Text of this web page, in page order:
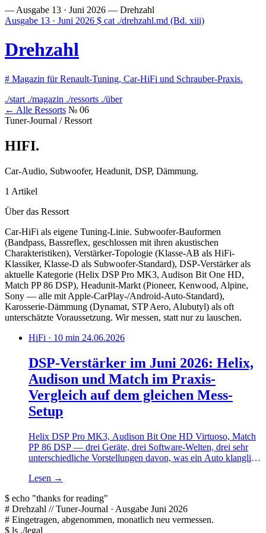
— Ausgabe 13 · Juni 2026 — Drehzahl
Ausgabe 13 · Juni 2026 $ cat ./drehzahl.md (Bd. xiii)
Drehzahl
# Magazin für Renault-Tuning, Car-HiFi und Schrauber-Praxis.
./start ./magazin ./ressorts ./über
← Alle Ressorts № 06
Tuner-Journal / Ressort
HIFI.
Car-Audio, Subwoofer, Headunit, DSP, Dämmung.
1 Artikel
Über das Ressort
Car-HiFi als eigene Tuning-Linie. Subwoofer-Bauformen
(Bandpass, Bassreflex, geschlossen mit ihren akustischen
Charakteristiken), Verstärker-Topologie (Klasse-AB als HiFi-
Klassiker, Klasse-D als Subwoofer-Standard), DSP-Verstärker als
aktuelle Kategorie (Helix DSP Pro MK3, Audison Bit One HD,
Match PP 86 DSP), Headunit-Markt (Pioneer, Kenwood, Alpine,
Sony — alle mit Apple-CarPlay-/Android-Auto-Standard),
Karosserie-Dämmung (Dynamat, STP Aero, Alubutyl) als oft
unterschätzte Voraussetzung. Wir messen, statt nur zu lauschen.
HiFi · 10 min 24.06.2026
DSP-Verstärker im Juni 2026: Helix,
Audison und Match im Praxis-
Vergleich auf dem gleichen Mess-
Setup
Helix DSP Pro MK3, Audison Bit One HD Virtuoso, Match
PP 86 DSP — drei Geräte, drei Software-Welten, drei sehr
unterschiedliche Vorstellungen davon, was ein Auto klanglich
Lesen →
$ echo "thanks for reading"
# Drehzahl // Tuner-Journal · Ausgabe Juni 2026
# Eingetragen, abgenommen, monatlich neu vermessen.
$ ls ./legal